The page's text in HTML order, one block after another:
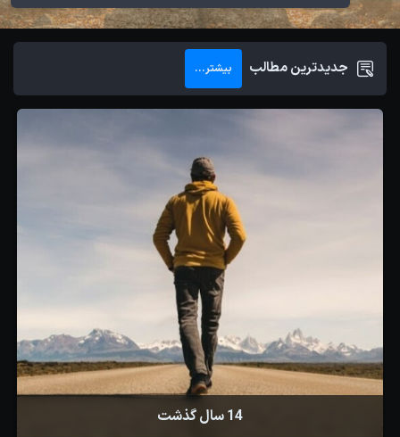
جدیدترین مطالب بیشتر...
14 سال گذشت